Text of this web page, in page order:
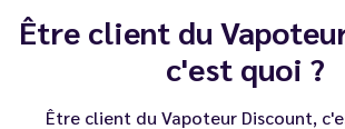
Être client du
c'est quoi ?
Être client du Vapoteur Discount,